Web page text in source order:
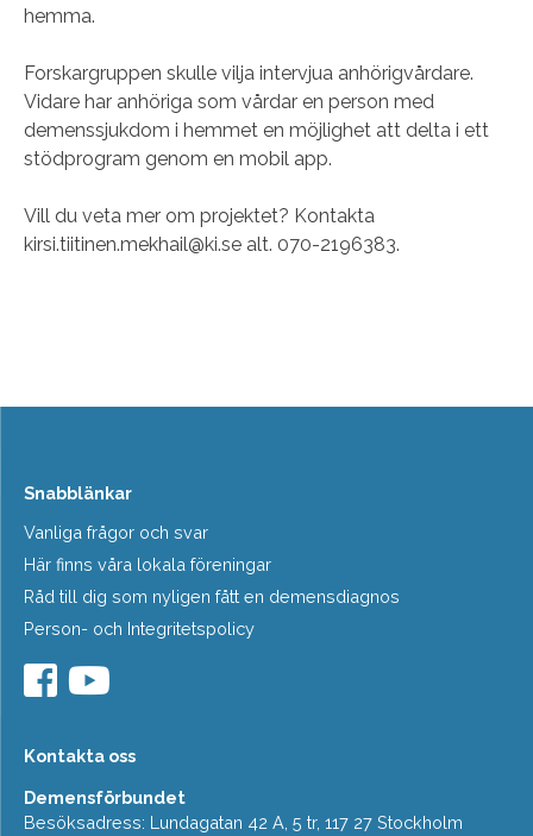
hemma.
Forskargruppen skulle vilja intervjua anhörigvårdare.
Vidare har anhöriga som vårdar en person med
demenssjukdom i hemmet en möjlighet att delta i ett
stödprogram genom en mobil app.
Vill du veta mer om projektet? Kontakta
kirsi.tiitinen.mekhail@ki.se alt. 070-2196383.
Snabblänkar
Vanliga frågor och svar
Här finns våra lokala föreningar
Råd till dig som nyligen fått en demensdiagnos
Person- och Integritetspolicy
Kontakta oss
Demensförbundet
Besöksadress: Lundagatan 42 A, 5 tr, 117 27 Stockholm